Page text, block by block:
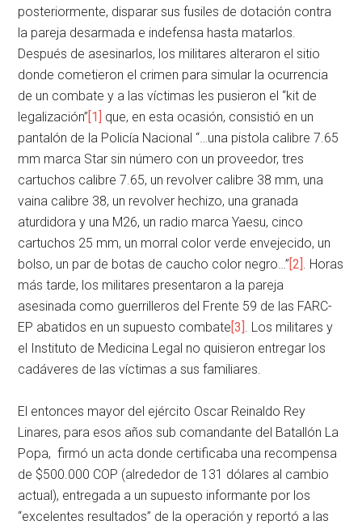
posteriormente, disparar sus fusiles de dotación contra
la pareja desarmada e indefensa hasta matarlos.
Después de asesinarlos, los militares alteraron el sitio
donde cometieron el crimen para simular la ocurrencia
de un combate y a las víctimas les pusieron el “kit de
legalización”[1] que, en esta ocasión, consistió en un
pantalón de la Policía Nacional “…una pistola calibre 7.65
mm marca Star sin número con un proveedor, tres
cartuchos calibre 7.65, un revolver calibre 38 mm, una
vaina calibre 38, un revolver hechizo, una granada
aturdidora y una M26, un radio marca Yaesu, cinco
cartuchos 25 mm, un morral color verde envejecido, un
bolso, un par de botas de caucho color negro…”[2]. Horas
más tarde, los militares presentaron a la pareja
asesinada como guerrilleros del Frente 59 de las FARC-
EP abatidos en un supuesto combate[3]. Los militares y
el Instituto de Medicina Legal no quisieron entregar los
cadáveres de las víctimas a sus familiares.
El entonces mayor del ejército Oscar Reinaldo Rey
Linares, para esos años sub comandante del Batallón La
Popa, firmó un acta donde certificaba una recompensa
de $500.000 COP (alrededor de 131 dólares al cambio
actual), entregada a un supuesto informante por los
“excelentes resultados” de la operación y reportó a las